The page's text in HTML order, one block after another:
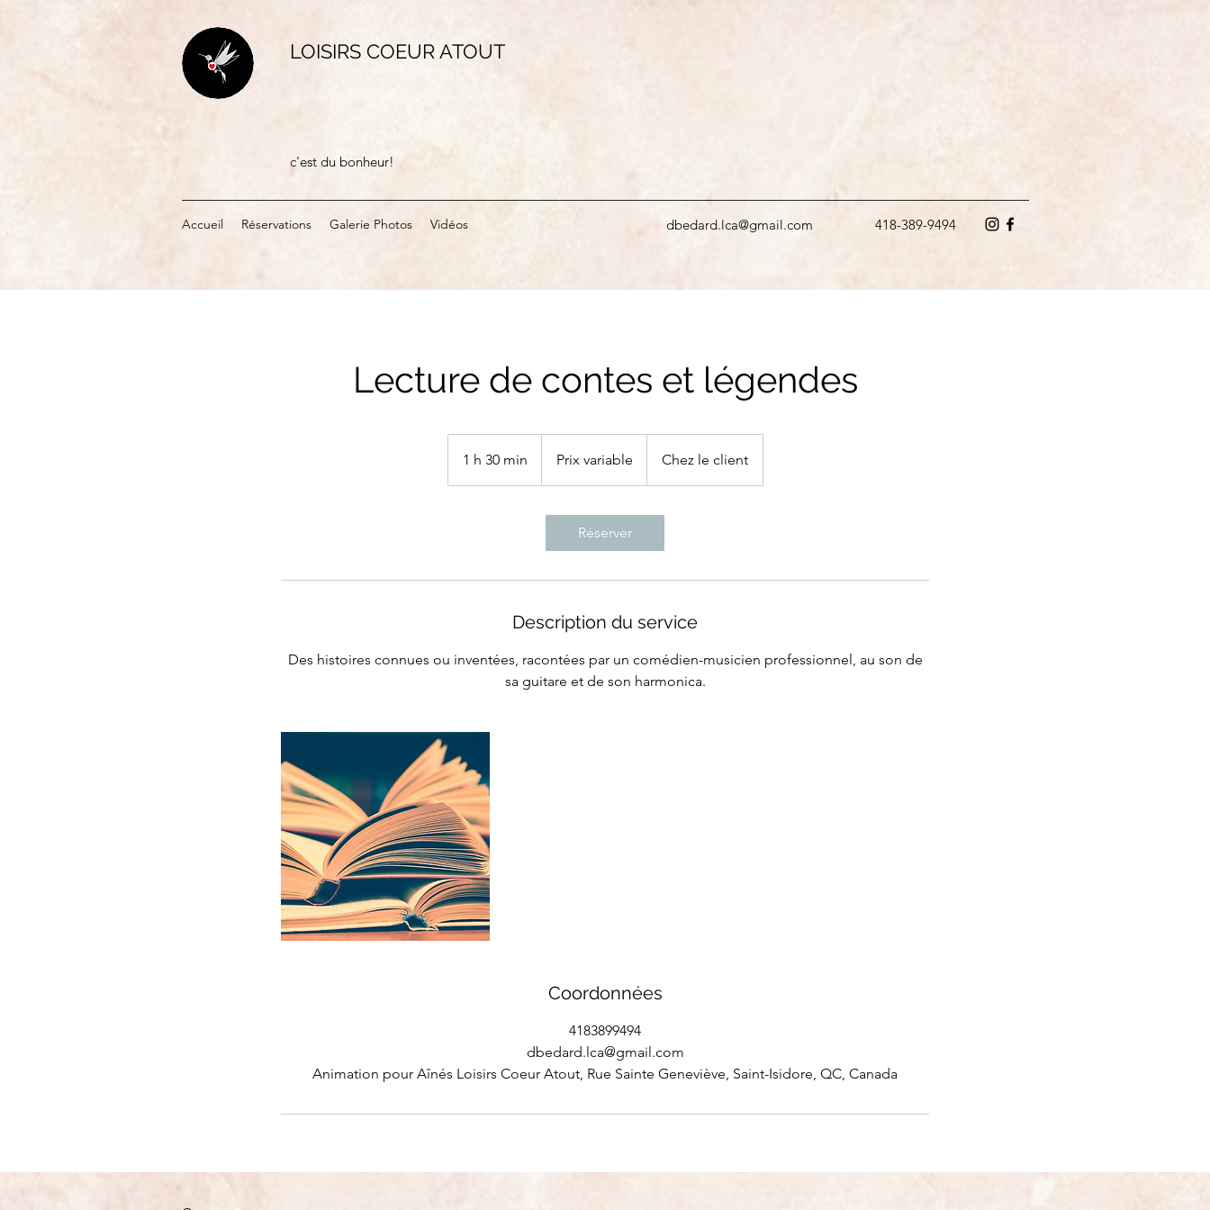
LOISIRS COEUR ATOUT
c'est du bonheur!
Accueil Réservations Galerie Photos Vidéos dbedard.lca@gmail.com 418-389-9494
Lecture de contes et légendes
1 h 30 min
3
Prix variable Chez le client
Réserver
Description du service
Des histoires connues ou inventées, racontées par un comédien-musicien professionnel, au son de
sa guitare et de son harmonica.
Coordonnées
4183899494
dbedard.lca@gmail.com
Animation pour Aînés Loisirs Coeur Atout, Rue Sainte Geneviève, Saint-Isidore, QC, Canada